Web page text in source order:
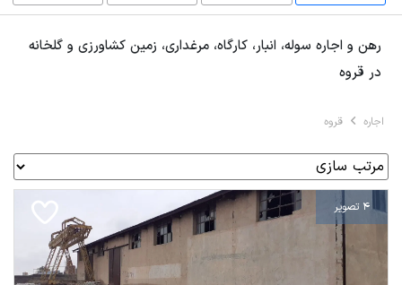
مرغداری، زمین کشاورزی
و گلخانه
+رهن و اجاره سوله، انبار، کارگاه، مرغداری، زمین کشاورزی و گلخانه
در قروه
اجاره قروه
4 تصویر